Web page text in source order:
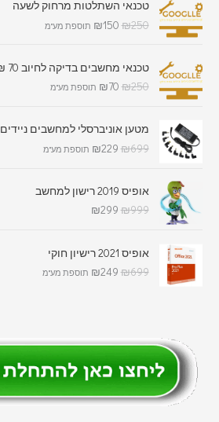
טכנאי השתלטות מרחוק לשעה
₪250
₪150 תוספת מע"מ
טכנאי מחשבים בדיקה לחיוב 70 ₪
₪250
₪70 תוספת מע"מ
מטען אוניברסלי למחשבים ניידים
₪699
₪229 תוספת מע"מ
אופיס 2019 רישון למחשב
₪999
₪299
אופיס 2021 רישיון חוקי
₪699
₪249 תוספת מע"מ